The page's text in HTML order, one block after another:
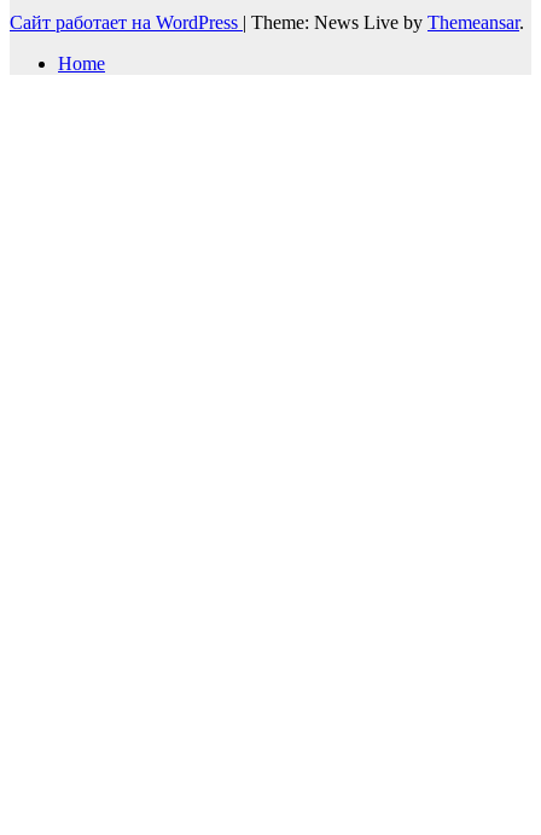
Сайт работает на WordPress | Theme: News Live by Themeansar.
Home